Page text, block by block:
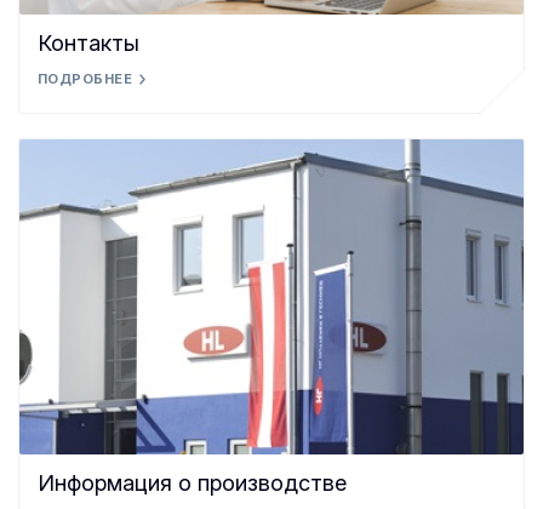
Контакты
ПОДРОБНЕЕ
Информация о производстве